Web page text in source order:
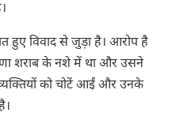
हुए विवाद से जुड़ा है। आरोप है
शराब के नशे में था और उसने
को चोटें आईं और उनके